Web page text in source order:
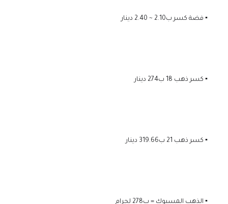
▪️ فضة كسر ب2.10 ~ 2.40 دينار
▪️ كسر ذهب 18 ب274 دينار
▪️ كسر ذهب 21 ب319.66 دينار
▪️ الذهب المسبوك = ب278 لجرام